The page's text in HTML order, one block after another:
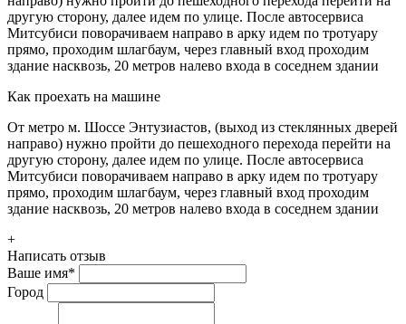
другую сторону, далее идем по улице. После автосервиса
Митсубиси поворачиваем направо в арку идем по тротуару
прямо, проходим шлагбаум, через главный вход проходим
здание насквозь, 20 метров налево входа в соседнем здании
Как проехать на машине
От метро м. Шоссе Энтузиастов, (выход из стеклянных дверей
направо) нужно пройти до пешеходного перехода перейти на
другую сторону, далее идем по улице. После автосервиса
Митсубиси поворачиваем направо в арку идем по тротуару
прямо, проходим шлагбаум, через главный вход проходим
здание насквозь, 20 метров налево входа в соседнем здании
+
Написать отзыв
Ваше имя*
Город